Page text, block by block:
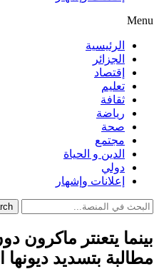
Menu
الرئيسية
الجزائر
إقتصاد
تعليم
ثقافة
رياضة
صحة
مجتمع
الدين و الحياة
دولي
إعلانات وإشهار
بينما يتعنتر ماكرون
مطالبة بتسديد ديونها